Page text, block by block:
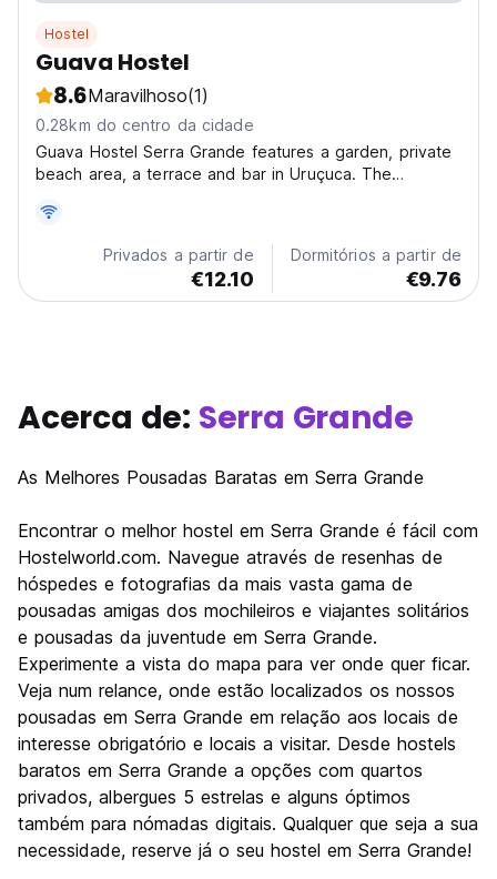
Hostel
Guava Hostel
8.6Maravilhoso(1)
0.28km do centro da cidade
Guava Hostel Serra Grande features a garden, private
beach area, a terrace and bar in Uruçuca. The
km from Praia do Sargi and 30 km from Itacare Bus
Station. The accommodation offers a shared kitchen,...
Privados a partir de
€12.10
Dormitórios a partir de
€9.76
Acerca de: Serra Grande
As Melhores Pousadas Baratas em Serra Grande
Encontrar o melhor hostel em Serra Grande é fácil com
Hostelworld.com. Navegue através de resenhas de
hóspedes e fotografias da mais vasta gama de
pousadas amigas dos mochileiros e viajantes solitários
e pousadas da juventude em Serra Grande.
Experimente a vista do mapa para ver onde quer ficar.
Veja num relance, onde estão localizados os nossos
pousadas em Serra Grande em relação aos locais de
interesse obrigatório e locais a visitar. Desde hostels
baratos em Serra Grande a opções com quartos
privados, albergues 5 estrelas e alguns óptimos
também para nómadas digitais. Qualquer que seja a sua
necessidade, reserve já o seu hostel em Serra Grande!